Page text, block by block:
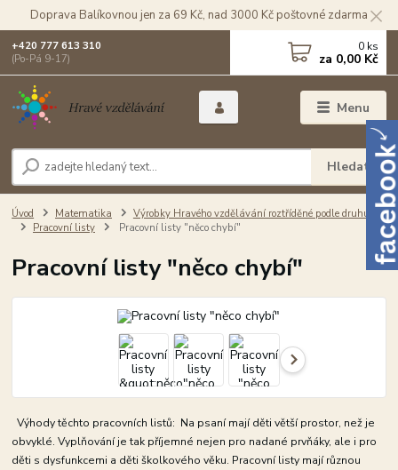
Doprava Balíkovnou jen za 69 Kč, nad 3000 Kč poštovné zdarma
Menu
Hledat
+420 777 613 310
(Po-Pá 9-17)
0 ks
za 0,00 Kč
Úvod Matematika
Výrobky Hravého vzdělávání roztříděné podle druhu
Pracovní listy
Pracovní listy "něco chybí"
Pracovní listy "něco chybí"
Výhody těchto pracovních listů: Na psaní mají děti větší prostor, než je
obvyklé. Vyplňování je tak příjemné nejen pro nadané prvňáky, ale i pro
děti s dysfunkcemi a děti školkového věku. Pracovní listy mají různou